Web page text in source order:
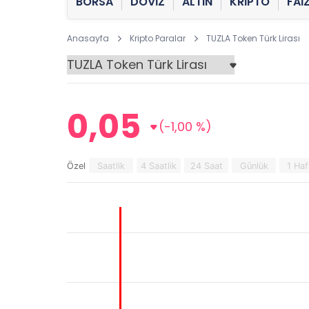
Anasayfa Kripto Paralar TUZLA Token Türk Lirası
0,05 (-1,00 %)
Özel Saatlik 4 Saatlik 24 Saat Günlük 1